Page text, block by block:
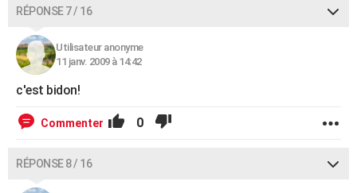
RÉPONSE 7 / 16
Utilisateur anonyme
11 janv. 2009 à 14:42
c'est bidon!
Commenter 0
RÉPONSE 8 / 16